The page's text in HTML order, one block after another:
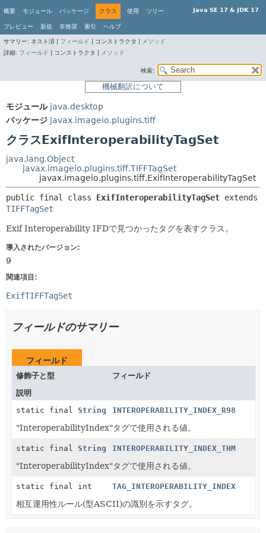
Java SE 17 & JDK 17
概要 モジュール パッケージ クラス 使用 ツリー
プレビュー 新規 非推奨 索引 ヘルプ
サマリー: ネスト済 | フィールド コンストラクタ |
メソッド
詳細: フィールド コンストラクタ | メソッド
検索:
機械翻訳について
モジュール java.desktop
パッケージ javax.imageio.plugins.tiff
クラスExifInteroperabilityTagSet
java.lang.Object
javax.imageio.plugins.tiff.TIFFTagSet
javax.imageio.plugins.tiff.ExifInteroperabilityTagSet
public final class ExifInteroperabilityTagSet
TIFFTagSet
Exif Interoperability IFDで見つかったタグを表すクラス。
導入されたバージョン:
9
関連項目:
ExifTIFFTagSet
フィールドのサマリー
フィールド
修飾子と型
フィールド
説明
static final String INTEROPERABILITY_INDEX_R98
"InteroperabilityIndex"タグで使用される値。
static final String INTEROPERABILITY_INDEX_THM
"InteroperabilityIndex"タグで使用される値。
static final int TAG_INTEROPERABILITY_INDEX
相互運用性ルール(型ASCII)の識別を示すタグ。